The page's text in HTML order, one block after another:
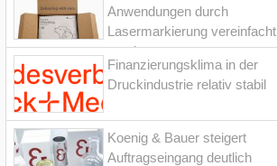
Anwendungen durch
Lasermarkierung vereinfacht
werden
Finanzierungsklima in der
Druckindustrie relativ stabil
Koenig & Bauer steigert
Auftragseingang deutlich